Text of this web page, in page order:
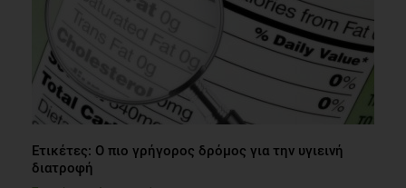
Ετικέτες: Ο πιο γρήγορος δρόμος για την υγιεινή
διατροφή